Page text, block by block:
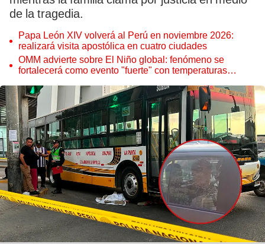
de la tragedia.
Papa León XIV volverá al Perú en noviembre 2026:
realizará visita apostólica en cuatro ciudades
OMM advierte sobre El Niño global: fenómeno se
fortalecerá como evento "fuerte" con temperaturas